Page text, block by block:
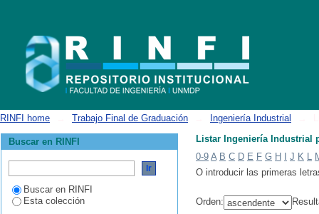
RINFI home Trabajo Final de Graduación Ingeniería Industrial
Listar Ingeniería Industrial
0-9 A B C D E F G H J K L
O introducir las primeras
Orden:
Buscar en RINFI
Buscar en RINFI
Esta colección